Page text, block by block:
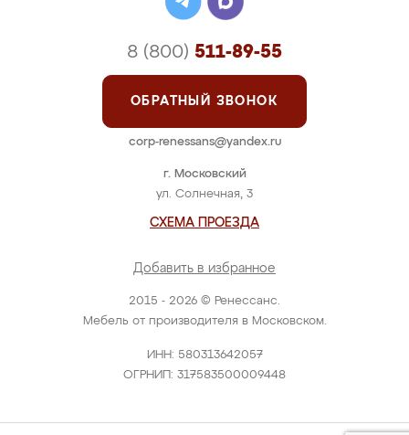
2015 - 2026 © Ренессанс.
Мебель от производителя в Московском.
ИНН: 580313642057
ОГРНИП: 317583500009448
г. Московский
ул. Солнечная, 3
СХЕМА ПРОЕЗДА
Добавить в избранное
8 (800) 511-89-55
ОБРАТНЫЙ ЗВОНОК
corp-renessans@yandex.ru